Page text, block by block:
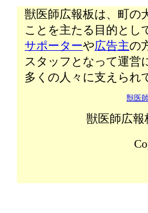
獣医師広報板は、町の
ことを主たる目的とし
サポーターや広告主の
スタッフとなって運営
多くの人々に支えられ
獣医
獣医師広